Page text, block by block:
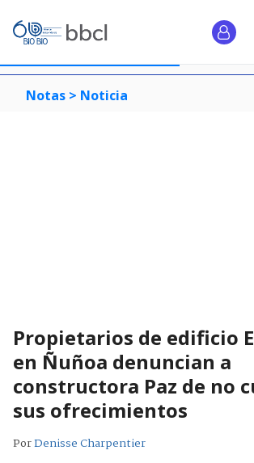
Notas > Noticia
Propietarios de edificio
en Ñuñoa denuncian a
constructora Paz de no
sus ofrecimientos
PorDenisse Charpentier